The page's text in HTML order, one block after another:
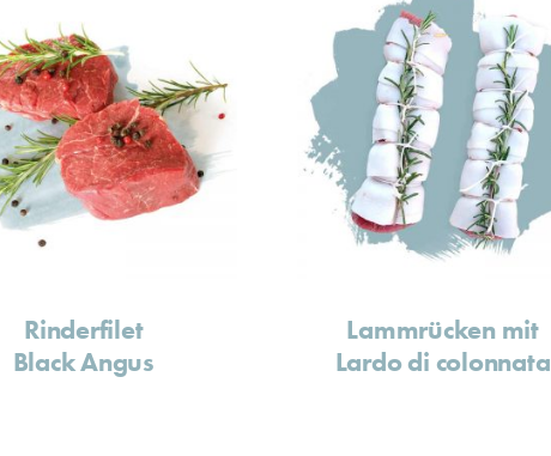
Rinderfilet
Black Angus
Lammrücken mit
Lardo di colonnata